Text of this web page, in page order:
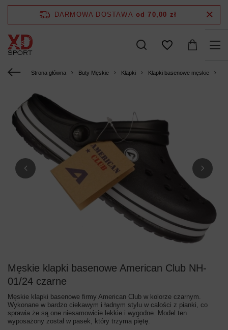
DARMOWA DOSTAWA od 70,00 zł
Strona główna Buty Męskie Klapki Klapki basenowe męskie
Męskie klapki basenowe American Club NH-
01/24 czarne
Męskie klapki basenowe firmy American Club w kolorze czarnym.
Wykonane w bardzo ciekawym i ładnym stylu w całości z pianki, co
sprawia że są one niesamowicie lekkie i wygodne. Model ten
wyposażony został w pasek, który trzyma piętę.